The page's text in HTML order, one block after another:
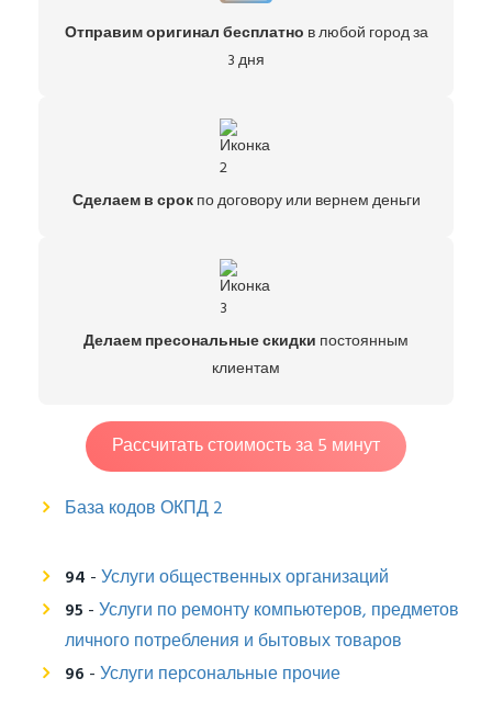
Отправим оригинал бесплатно в любой город за
3 дня
Сделаем в срокпо договору или вернем деньги
Делаем пресональные скидки постоянным
клиентам
Рассчитать стоимость за 5 минут
База кодов ОКПД 2
94 -Услуги общественных организаций
95 -Услуги по ремонту компьютеров, предметов
личного потребления и бытовых товаров
96 -Услуги персональные прочие